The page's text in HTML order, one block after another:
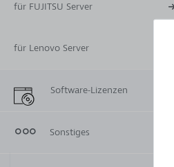
für FUJITSU Server
für Lenovo Server
Software-Lizenzen
Sonstiges